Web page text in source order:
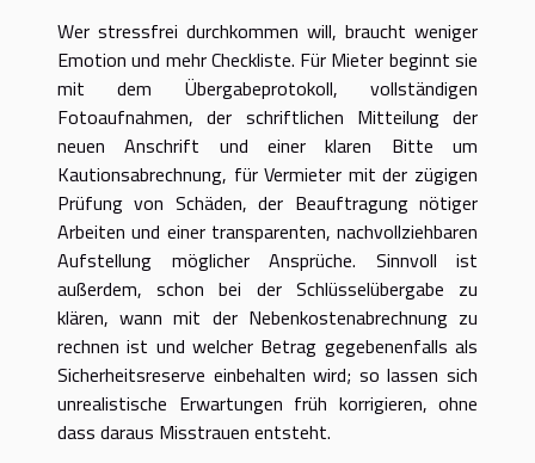
Wer stressfrei durchkommen will, braucht weniger
Emotion und mehr Checkliste. Für Mieter beginnt sie
mit dem Übergabeprotokoll, vollständigen
Fotoaufnahmen, der schriftlichen Mitteilung der
neuen Anschrift und einer klaren Bitte um
Kautionsabrechnung, für Vermieter mit der zügigen
Prüfung von Schäden, der Beauftragung nötiger
Arbeiten und einer transparenten, nachvollziehbaren
Aufstellung möglicher Ansprüche. Sinnvoll ist
außerdem, schon bei der Schlüsselübergabe zu
klären, wann mit der Nebenkostenabrechnung zu
rechnen ist und welcher Betrag gegebenenfalls als
Sicherheitsreserve einbehalten wird; so lassen sich
unrealistische Erwartungen früh korrigieren, ohne
dass daraus Misstrauen entsteht.